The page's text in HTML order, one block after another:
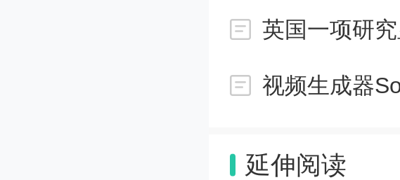
英国一项研
视频生成器
延伸阅读